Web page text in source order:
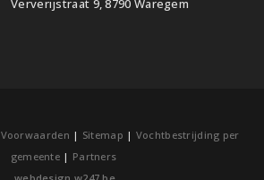
Ververijstraat 9, 8790 Waregem
Voorwaarden | Sitemap | Vochtbestrijding per
gemeente | Partners